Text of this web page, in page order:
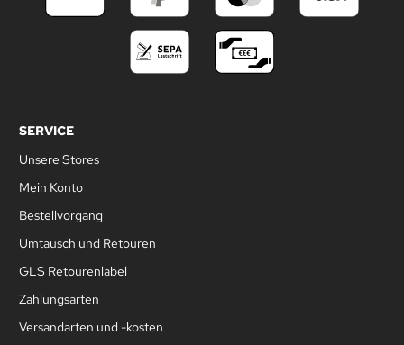
SERVICE
Unsere Stores
Mein Konto
Bestellvorgang
Umtausch und Retouren
GLS Retourenlabel
Zahlungsarten
Versandarten und -kosten